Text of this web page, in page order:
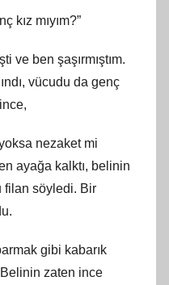
kız mıyım?”
ve ben şaşırmıştım.
vücudu da genç
nezaket mi
ayağa kalktı, belinin
filan söyledi. Bir
gibi kabarık
zaten ince